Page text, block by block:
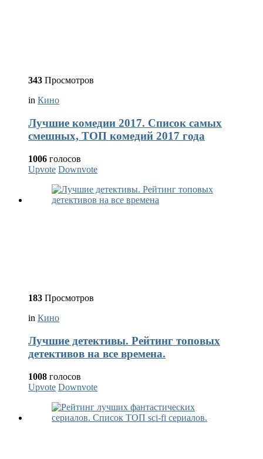
343 Просмотров
in Кино
Лучшие комедии 2017. Список самых
смешных, ТОП комедий 2017 года
1006 голосов
Upvote Downvote
183 Просмотров
in Кино
Лучшие детективы. Рейтинг топовых
детективов на все времена.
1008 голосов
Upvote Downvote